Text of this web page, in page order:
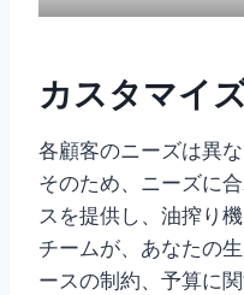
カスタマイ
各顧客のニーズは異
そのため、ニーズに
スを提供し、油搾り
チームが、あなたの
ースの制約、予算に